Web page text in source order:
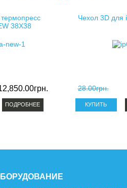
38X38
ПОДРОБНЕЕ
Чехол 3D для
28.00грн.